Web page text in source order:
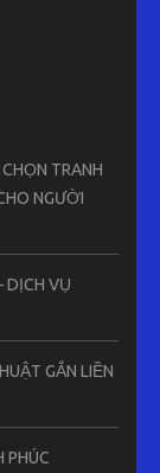
TRANH
NGƯỜI
DỊCH VỤ
GẮN LIỀN
PHÚC